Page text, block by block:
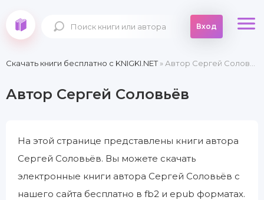
Вход
Скачать книги бесплатно c KNIGKI.NET» Автор Сергей Соловьёв
Автор Сергей Соловьёв
На этой странице представлены книги автора
Сергей Соловьёв. Вы можете скачать
электронные книги автора Сергей Соловьёв с
нашего сайта бесплатно в fb2 и epub форматах.